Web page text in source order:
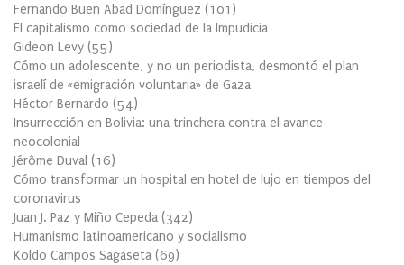
Fernando Buen Abad Domínguez (101 )
El capitalismo como sociedad de la Impudicia
Gideon Levy (55)
Cómo un adolescente, y no un periodista, desmontó el plan
israelí de «emigración voluntaria» de Gaza
Héctor Bernardo (54)
Insurrección en Bolivia: una trinchera contra el avance
neocolonial
Jérôme Duval (16)
Cómo transformar un hospital en hotel de lujo en tiempos del
coronavirus
Juan J. Paz y Miño Cepeda (342)
Humanismo latinoamericano y socialismo
Koldo Campos Sagaseta (69)